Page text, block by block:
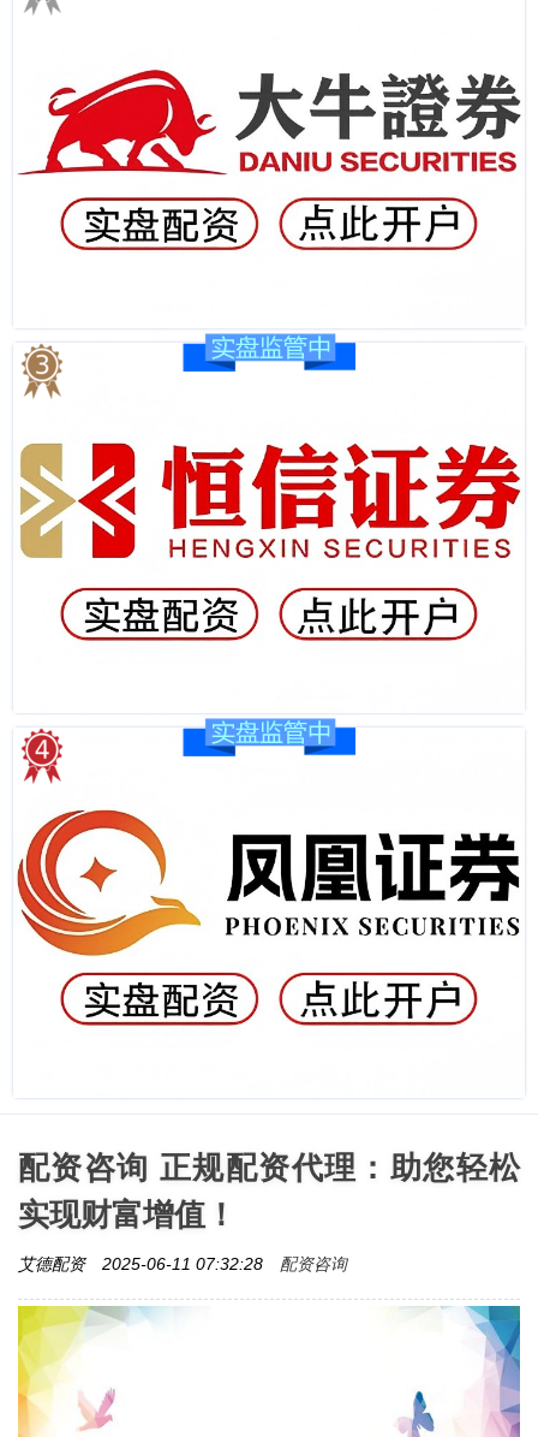
配资咨询 正规配资代理：助您轻松
实现财富增值！
艾德配资 2025-06-11 07:32:28 配资咨询